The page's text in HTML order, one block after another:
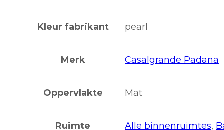
Kleur fabrikant pearl
Merk Casalgrande Padana
Oppervlakte Mat
Ruimte Alle binnenruimtes,